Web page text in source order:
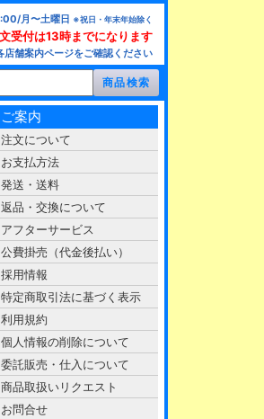
月〜土曜日 ※祝日・年末年始除く
受付は13時までになります
店舗案内ページをご確認ください
ご案内
注文について
お支払方法
発送・送料
返品・交換について
アフターサービス
公費掛売（代金後払い）
採用情報
特定商取引法に基づく表示
利用規約
個人情報の削除について
委託販売・仕入について
商品取扱いリクエスト
お問合せ